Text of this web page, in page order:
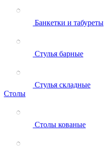
Банкетки и табуреты
Стулья барные
Стулья складные
Столы
Столы кованые